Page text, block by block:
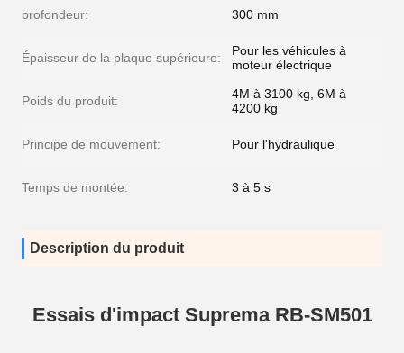
profondeur: 300 mm
Épaisseur de la plaque supérieure:
Pour les véhicules à
moteur électrique
Poids du produit:
4M à 3100 kg, 6M à
4200 kg
Principe de mouvement: Pour l'hydraulique
Temps de montée: 3 à 5 s
Description du produit
Essais d'impact Suprema RB-SM501